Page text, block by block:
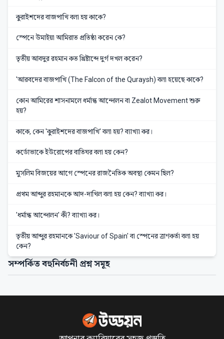
কুরাইশদের বাজপাখি বলা হয় কাকে?
স্পেনে উমাইয়া আমিরাত প্রতিষ্ঠা করেন কে?
তৃতীয় আবদুর রহমান কত খ্রিষ্টাব্দে দুর্গ দখল করেন?
'আরবদের বাজপাখি (The Falcon of the Quraysh) বলা হয়েছে কাকে?
কোন আমিরের শাসনামলে ধর্মান্ধ আন্দোলন বা Zealot Movement শুরু
হয়?
কাকে, কেন 'কুরাইশদের বাজপাখি' বলা হয়? ব্যাখ্যা কর।
কর্ডোভাকে ইউরোপের বাতিঘর বলা হয় কেন?
মুসলিম বিজয়ের আগে স্পেনের রাজনৈতিক অবস্থা কেমন ছিল?
প্রথম আব্দুর রহমানকে আদ-দাখিল বলা হয় কেন? ব্যাখ্যা কর।
'ধর্মান্ধ আন্দোলন' কী? ব্যাখ্যা কর।
তৃতীয় আব্দুর রহমানকে 'Saviour of Spain' বা স্পেনের ত্রাণকর্তা বলা হয়
কেন?
সম্পর্কিত বহুনির্বচনী প্রশ্ন সমূহ